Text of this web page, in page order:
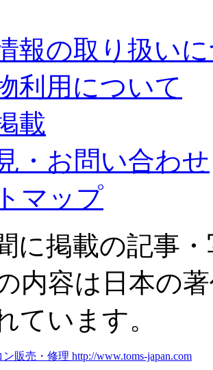
報の取り扱い
利用について
載
・お問い合わせ
マップ
に掲載の記事
内容は日本の
ています。
販売・修理 http://www.toms-japan.com